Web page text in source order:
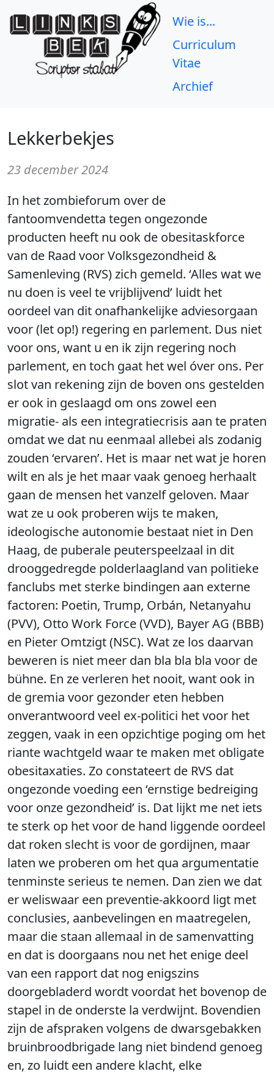
Wie is...
Curriculum
Vitae
Archief
Lekkerbekjes
23 december 2024
In het zombieforum over de
fantoomvendetta tegen ongezonde
producten heeft nu ook de obesitaskforce
van de Raad voor Volksgezondheid &
Samenleving (RVS) zich gemeld. ‘Alles wat we
nu doen is veel te vrijblijvend’ luidt het
oordeel van dit onafhankelijke adviesorgaan
voor (let op!) regering en parlement. Dus niet
voor ons, want u en ik zijn regering noch
parlement, en toch gaat het wel óver ons. Per
slot van rekening zijn de boven ons gestelden
er ook in geslaagd om ons zowel een
migratie- als een integratiecrisis aan te praten
omdat we dat nu eenmaal allebei als zodanig
zouden ‘ervaren’. Het is maar net wat je horen
wilt en als je het maar vaak genoeg herhaalt
gaan de mensen het vanzelf geloven. Maar
wat ze u ook proberen wijs te maken,
ideologische autonomie bestaat niet in Den
Haag, de puberale peuterspeelzaal in dit
drooggedregde polderlaagland van politieke
fanclubs met sterke bindingen aan externe
factoren: Poetin, Trump, Orbán, Netanyahu
(PVV), Otto Work Force (VVD), Bayer AG (BBB)
en Pieter Omtzigt (NSC). Wat ze los daarvan
beweren is niet meer dan bla bla bla voor de
bühne. En ze verleren het nooit, want ook in
de gremia voor gezonder eten hebben
onverantwoord veel ex-politici het voor het
zeggen, vaak in een opzichtige poging om het
riante wachtgeld waar te maken met obligate
obesitaxaties. Zo constateert de RVS dat
ongezonde voeding een ‘ernstige bedreiging
voor onze gezondheid’ is. Dat lijkt me net iets
te sterk op het voor de hand liggende oordeel
dat roken slecht is voor de gordijnen, maar
laten we proberen om het qua argumentatie
tenminste serieus te nemen. Dan zien we dat
er weliswaar een preventie-akkoord ligt met
conclusies, aanbevelingen en maatregelen,
maar die staan allemaal in de samenvatting
en dat is doorgaans nou net het enige deel
van een rapport dat nog enigszins
doorgebladerd wordt voordat het bovenop de
stapel in de onderste la verdwijnt. Bovendien
zijn de afspraken volgens de dwarsgebakken
bruinbroodbrigade lang niet bindend genoeg
en, zo luidt een andere klacht, elke